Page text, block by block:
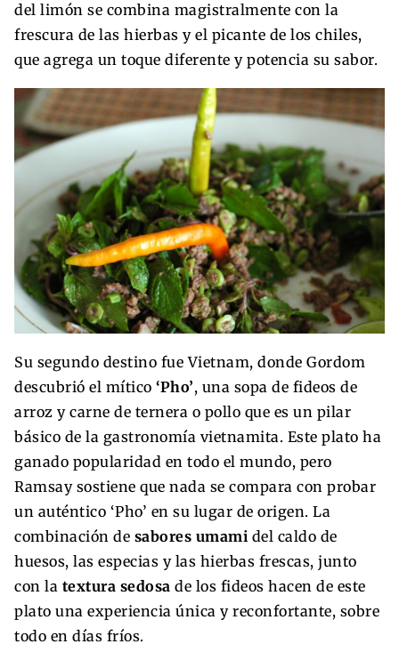
del limón se combina magistralmente con la
frescura de las hierbas y el picante de los chiles,
que agrega un toque diferente y potencia su sabor.
Su segundo destino fue Vietnam, donde Gordom
descubrió el mítico ‘Pho’, una sopa de fideos de
arroz y carne de ternera o pollo que es un pilar
básico de la gastronomía vietnamita. Este plato ha
ganado popularidad en todo el mundo, pero
Ramsay sostiene que nada se compara con probar
un auténtico ‘Pho’ en su lugar de origen. La
combinación de sabores umami del caldo de
huesos, las especias y las hierbas frescas, junto
con la textura sedosa de los fideos hacen de este
plato una experiencia única y reconfortante, sobre
todo en días fríos.